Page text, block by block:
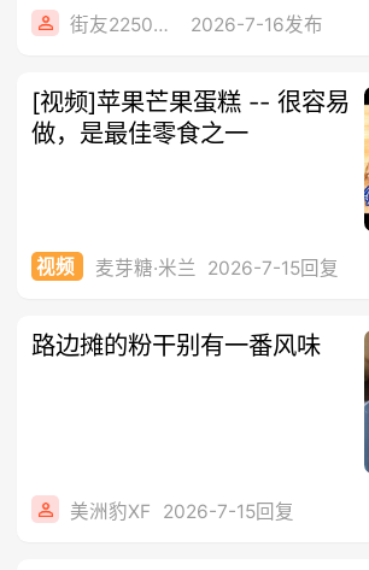
街友22502330 2026-7-16发布
[视频]苹果芒果蛋糕 -- 很容易
做，是最佳零食之一
视频 麦芽糖·米兰 2026-7-15回复
路边摊的粉干别有一番风味
美洲豹XF 2026-7-15回复